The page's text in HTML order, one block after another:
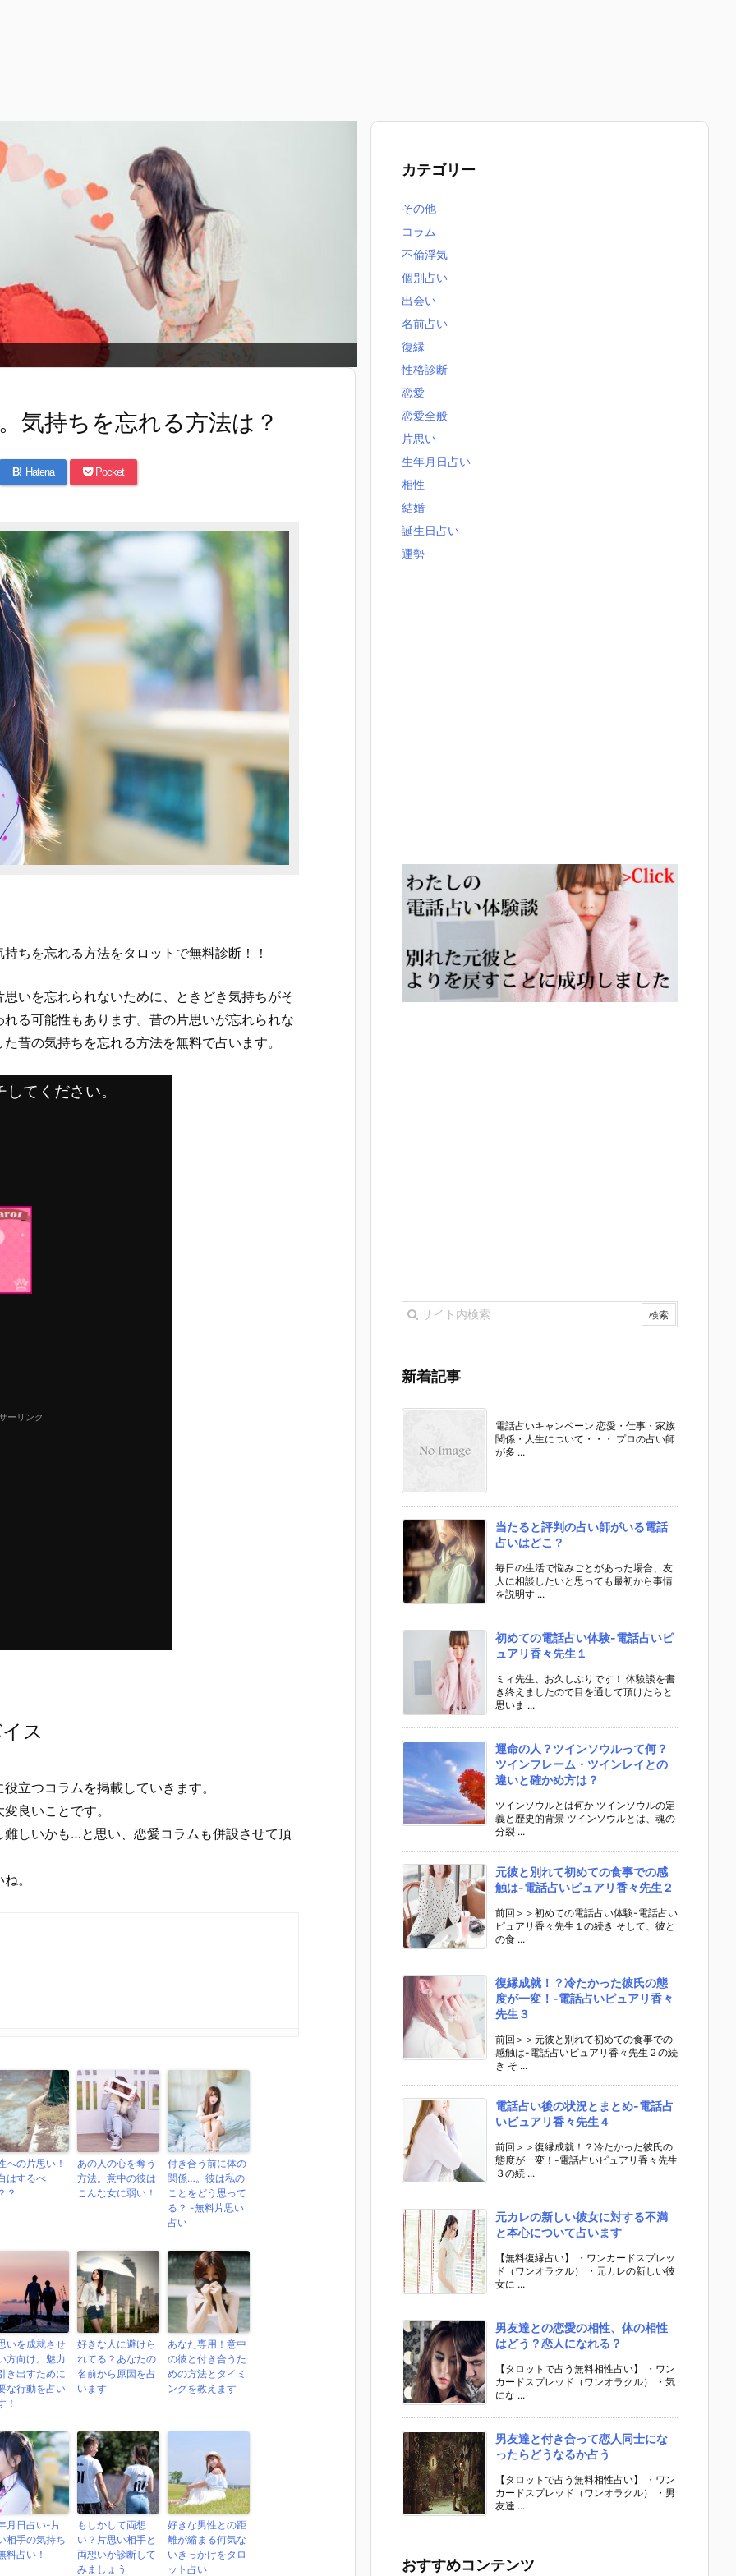
気持ちを忘れる方法は？
B! Hatena Pocket
ちを忘れる方法をタロットで無料診断！！
いを忘れられないために、ときどき気持ちがそ
る可能性もあります。昔の片思いが忘れられな
昔の気持ちを忘れる方法を無料で占います。
てください。
ーリンク
ス
立つコラムを掲載していきます。
良いことです。
しいかも…と思い、恋愛コラムも併設させて頂
。
への片思い！
はするべ
？
あの人の心を奪う
方法。意中の彼は
こんな女に弱い！
付き合う前に体の
関係…。彼は私の
ことをどう思って
る？ -無料片思い
占い
いを成就させ
方向け。魅力
き出すために
な行動を占い
！
好きな人に避けら
れてる？あなたの
名前から原因を占
います
あなた専用！意中
の彼と付き合うた
めの方法とタイミ
ングを教えます
月日占い-片
相手の気持ち
料占い！
もしかして両想
い？片思い相手と
両想いか診断して
みましょう
好きな男性との距
離が縮まる何気な
いきっかけをタロ
ット占い
カテゴリー
その他
コラム
不倫浮気
個別占い
出会い
名前占い
復縁
性格診断
恋愛
恋愛全般
片思い
生年月日占い
相性
結婚
誕生日占い
運勢
新着記事
電話占いキャンペーン 恋愛・仕事・家族
関係・人生について・・・ プロの占い師
が多 ...
当たると評判の占い師がいる電話
占いはどこ？
毎日の生活で悩みごとがあった場合、友
人に相談したいと思っても最初から事情
を説明す ...
初めての電話占い体験-電話占いピ
ュアリ香々先生１
ミィ先生、お久しぶりです！ 体験談を書
き終えましたので目を通して頂けたらと
思いま ...
運命の人？ツインソウルって何？
ツインフレーム・ツインレイとの
違いと確かめ方は？
ツインソウルとは何か ツインソウルの定
義と歴史的背景 ツインソウルとは、魂の
分裂 ...
元彼と別れて初めての食事での感
触は-電話占いピュアリ香々先生２
前回＞＞初めての電話占い体験-電話占い
ピュアリ香々先生１の続き そして、彼と
の食 ...
復縁成就！？冷たかった彼氏の態
度が一変！-電話占いピュアリ香々
先生３
前回＞＞元彼と別れて初めての食事での
感触は-電話占いピュアリ香々先生２の続
き そ ...
電話占い後の状況とまとめ-電話占
いピュアリ香々先生４
前回＞＞復縁成就！？冷たかった彼氏の
態度が一変！-電話占いピュアリ香々先生
３の続 ...
元カレの新しい彼女に対する不満
と本心について占います
【無料復縁占い】 ・ワンカードスプレッ
ド（ワンオラクル） ・元カレの新しい彼
女に ...
男友達との恋愛の相性、体の相性
はどう？恋人になれる？
【タロットで占う無料相性占い】 ・ワン
カードスプレッド（ワンオラクル） ・気
にな ...
男友達と付き合って恋人同士にな
ったらどうなるか占う
【タロットで占う無料相性占い】 ・ワン
カードスプレッド（ワンオラクル） ・男
友達 ...
おすすめコンテンツ